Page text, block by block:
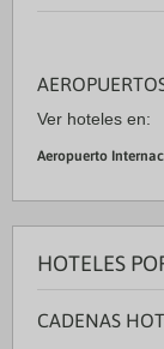
Ver hoteles en:
Aeropuerto
HOTELES
CADENAS